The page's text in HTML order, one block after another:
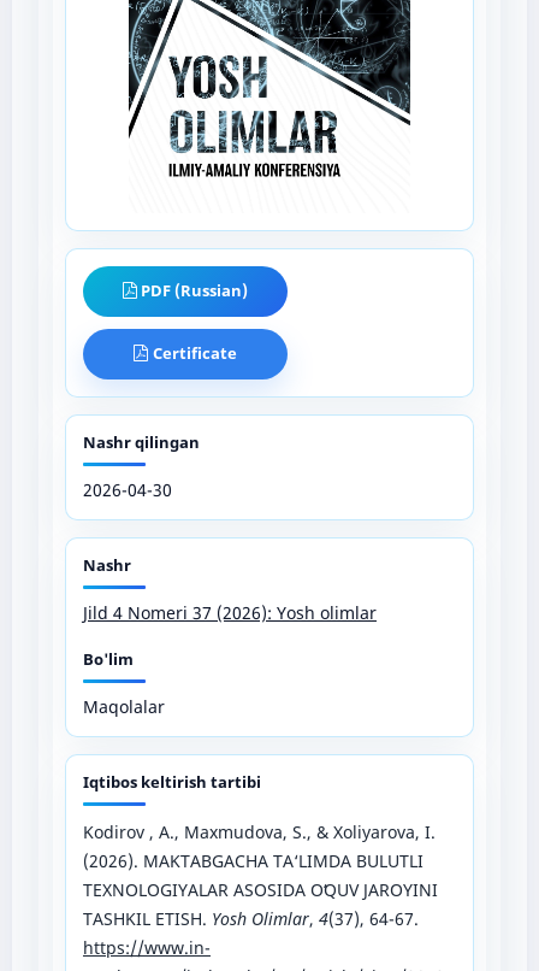
PDF (Russian)
Certificate
Nashr qilingan
2026-04-30
Nashr
Jild 4 Nomeri 37 (2026): Yosh olimlar
Bo'lim
Maqolalar
Iqtibos keltirish tartibi
Kodirov , A., Maxmudova, S., & Xoliyarova, I.
(2026). MAKTABGACHA TA‘LIMDA BULUTLI
TEXNOLOGIYALAR ASOSIDA OʻQUV JAROYINI
TASHKIL ETISH. Yosh Olimlar, 4(37), 64-67.
https://www.in-